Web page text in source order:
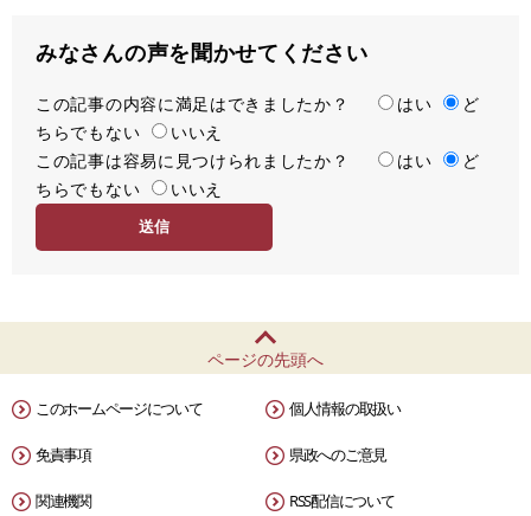
みなさんの声を聞かせてください
満
足
度
この記事の内容に満足はできましたか？ はい
ど
ちらでもない
いいえ
容
易
この記事は容易に見つけられましたか？ はい
ど
ちらでもない
いいえ
ページの先頭へ
このホームページについて 個人情報の取扱い
免責事項 県政へのご意見
関連機関 RSS配信について